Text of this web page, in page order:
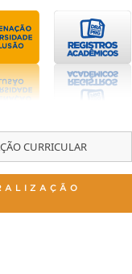
CURRICULAR